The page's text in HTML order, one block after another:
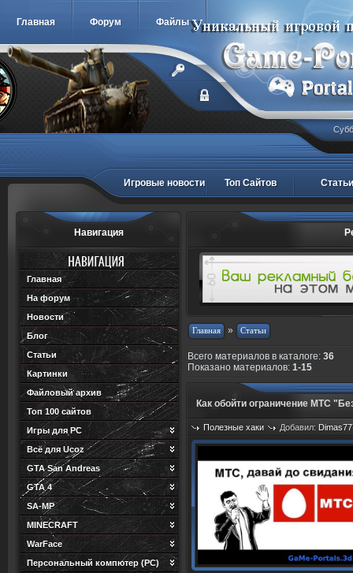
Главная Форум Файлы
Игровые новости Топ Сайтов Статьи
Навигация
Главная
На форум
Новости
Блог
Статьи
Картинки
Файловый архив
Топ 100 сайтов
Игры для PC
Всё для Ucoz
GTA San Andreas
GTA 4
SA-MP
MINECRAFT
WarFace
Персональный компютер (PC)
»
Всего материалов в каталоге: 36
Показано материалов: 1-15
Как обойти ограничение МТС
Полезные хаки Добавил:
Просмотров: 1534